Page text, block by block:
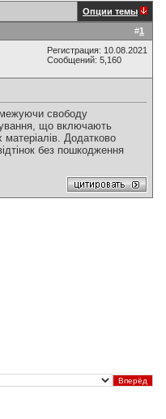
Опции темы
#1
Регистрация: 10.08.2021
Сообщений: 5,160
свободу
що включають
Додатково
без пошкодження